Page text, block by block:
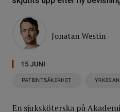
Jonatan Westin
15 JUNI
PATIENTSÄKERHET
En sjuksköterska på